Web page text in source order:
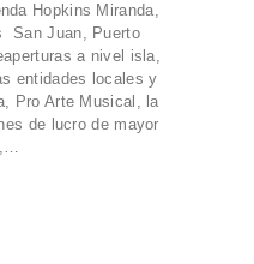
Hopkins Miranda,
San Juan, Puerto
a nivel isla,
entidades locales y
Pro Arte Musical, la
de lucro de mayor